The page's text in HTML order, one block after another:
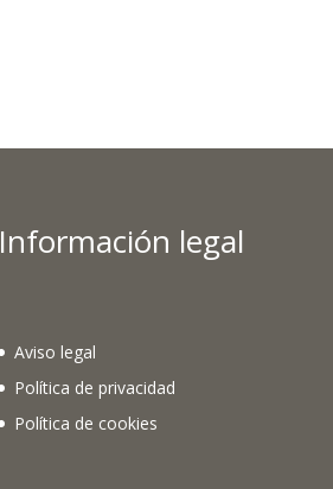
Información legal
Aviso legal
Política de privacidad
Política de cookies